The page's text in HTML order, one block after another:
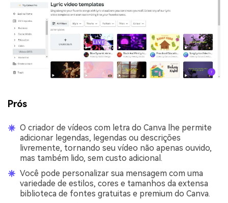
Prós
O criador de vídeos com letra do Canva lhe permite
adicionar legendas, legendas ou descrições
livremente, tornando seu vídeo não apenas ouvido,
mas também lido, sem custo adicional.
Você pode personalizar sua mensagem com uma
variedade de estilos, cores e tamanhos da extensa
biblioteca de fontes gratuitas e premium do Canva.